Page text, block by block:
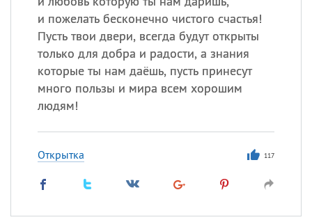
и пожелать бесконечно чистого счастья!
Пусть твои двери, всегда будут открыты
только для добра и радости, а знания
которые ты нам даёшь, пусть принесут
много пользы и мира всем хорошим
людям!
Открытка 117